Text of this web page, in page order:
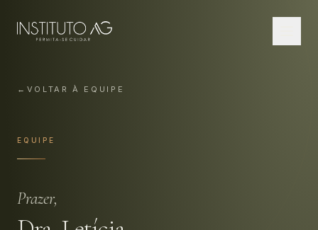
← VOLTAR À EQUIPE
EQUIPE
Prazer,